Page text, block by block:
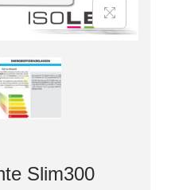
Slim300